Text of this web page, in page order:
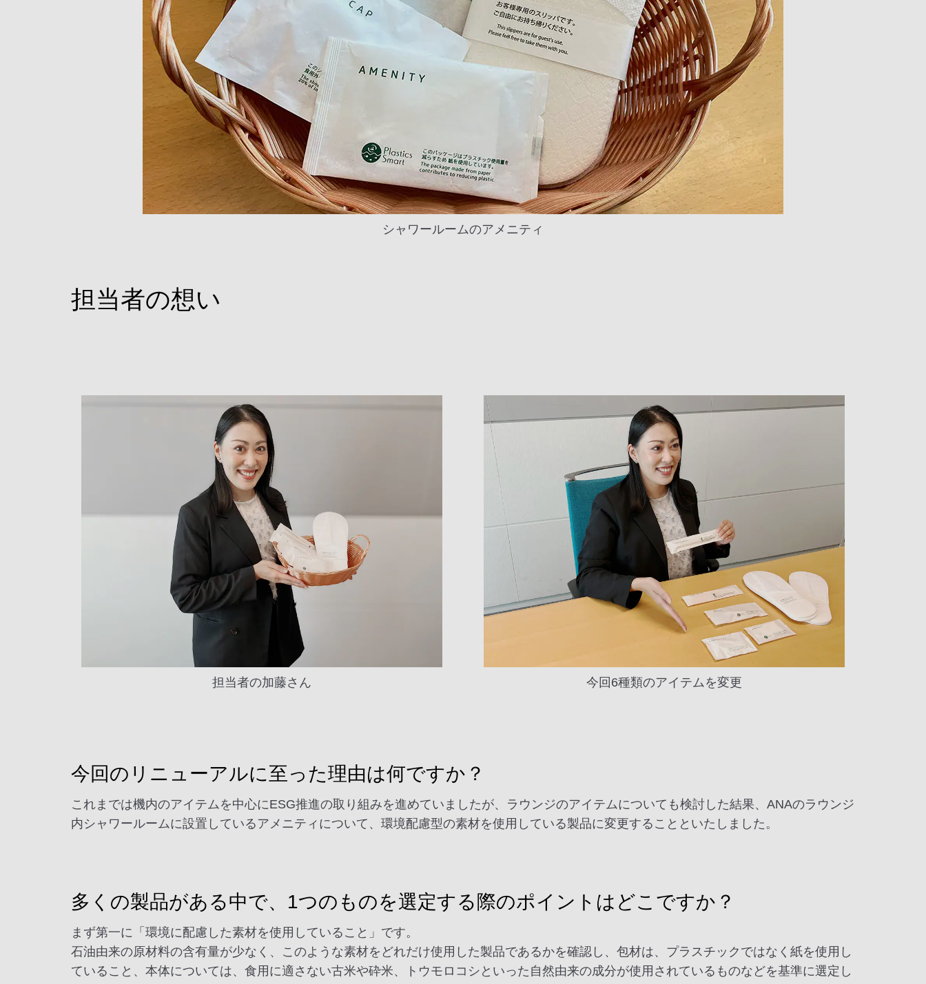
シャワールームのアメニティ
担当者の想い
担当者の加藤さん 今回6種類のアイテムを変更
今回のリニューアルに至った理由は何ですか？
これまでは機内のアイテムを中心にESG推進の取り組みを進めていましたが、ラウンジのアイテムについても検討した結果、ANAのラウンジ
内シャワールームに設置しているアメニティについて、環境配慮型の素材を使用している製品に変更することといたしました。
多くの製品がある中で、1つのものを選定する際のポイントはどこですか？
まず第一に「環境に配慮した素材を使用していること」です。
石油由来の原材料の含有量が少なく、このような素材をどれだけ使用した製品であるかを確認し、包材は、プラスチックではなく紙を使用し
ていること、本体については、食用に適さない古米や砕米、トウモロコシといった自然由来の成分が使用されているものなどを基準に選定し